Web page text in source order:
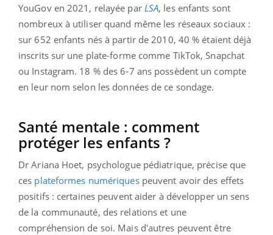
YouGov en 2021, relayée par LSA, les enfants sont
nombreux à utiliser quand même les réseaux sociaux :
sur 652 enfants nés à partir de 2010, 40 % étaient déjà
inscrits sur une plate-forme comme TikTok, Snapchat
ou Instagram. 18 % des 6-7 ans possèdent un compte
en leur nom selon les données de ce sondage.
Santé mentale : comment
protéger les enfants ?
Dr Ariana Hoet, psychologue pédiatrique, précise que
ces plateformes numériquespeuvent avoir des effets
positifs : certaines peuvent aider à développer un sens
de la communauté, des relations et une
compréhension de soi. Mais d'autres peuvent être